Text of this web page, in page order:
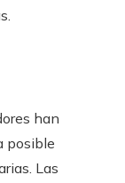
han
posible
Las